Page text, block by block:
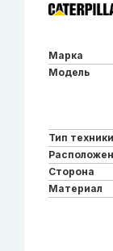
Марка
Модель
Тип техники
Сторона
Материал